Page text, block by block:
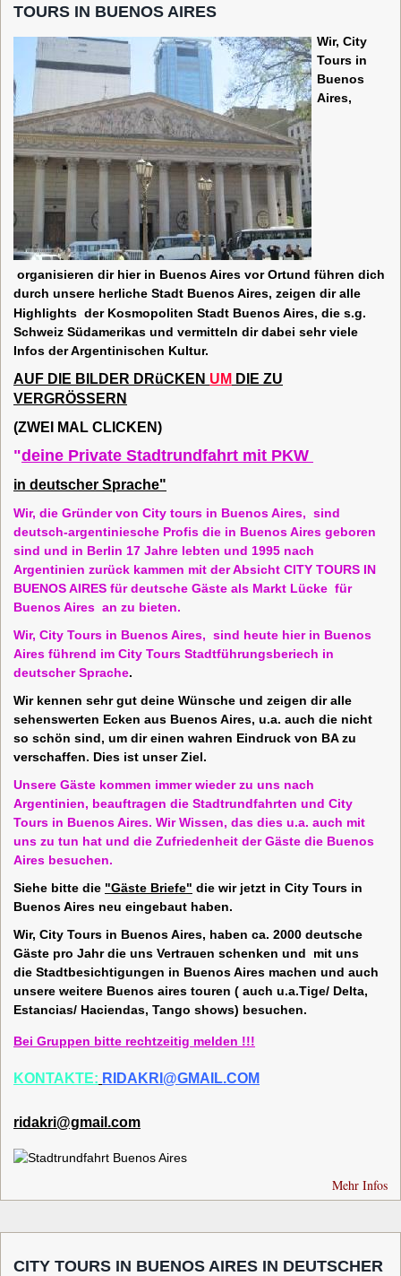
TOURS IN BUENOS AIRES
Wir, City
Tours in
Buenos
Aires,
organisieren dir hier in Buenos Aires vor Ortund führen dich
durch unsere herliche Stadt Buenos Aires, zeigen dir alle
Highlights der Kosmopoliten Stadt Buenos Aires, die s.g.
Schweiz Südamerikas und vermitteln dir dabei sehr viele
Infos der Argentinischen Kultur.
AUF DIE B ILDER DRüCKEN UM DIE ZU
VERGRÖSSERN
(ZWEI MAL CLICKEN)
"deine Private Stadtrundfahrt mit PKW
in deutscher Sprache"
Wir, die Gründer von City tours in Buenos Aires, sind
deutsch-argentiniesche Profis die in Buenos Aires geboren
sind und in Berlin 17 Jahre lebten und 1995 nach
Argentinien zurück kammen mit der Absicht CITY TOURS IN
BUENOS AIRES für deutsche Gäste als Markt Lücke für
Buenos Aires an zu bieten.
Wir, City Tours in Buenos Aires, sind heute hier in Buenos
Aires führend im City Tours Stadtführungsberiech in
deutscher Sprache.
Wir kennen sehr gut deine Wünsche und zeigen dir alle
sehenswerten Ecken aus Buenos Aires, u.a. auch die nicht
so schön sind, um dir einen wahren Eindruck von BA zu
verschaffen. Dies ist unser Ziel.
Unsere Gäste kommen immer wieder zu uns nach
Argentinien, beauftragen die Stadtrundfahrten und City
Tours in Buenos Aires. Wir Wissen, das dies u.a. auch mit
uns zu tun hat und die Zufriedenheit der Gäste die Buenos
Aires besuchen.
Siehe bitte die "Gäste Briefe" die wir jetzt in City Tours in
Buenos Aires neu eingebaut haben.
Wir, City Tours in Buenos Aires, haben ca. 2000 deutsche
Gäste pro Jahr die uns Vertrauen schenken und mit uns
die Stadtbesichtigungen in Buenos Aires machen und auch
unsere weitere Buenos aires touren ( auch u.a.Tige/ Delta,
Estancias/ Haciendas, Tango shows) besuchen.
Bei Gruppen bitte rechtzeitig melden !!!
KONTAKTE: RIDAKRI@GMAIL.COM
ridakri@gmail.com
Mehr Infos
CITY TOURS IN BUENOS AIRES IN DEUTSCHER